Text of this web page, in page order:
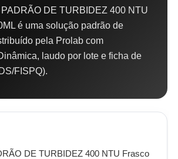
DE TURBIDEZ 400 NTU
é uma solução padrão de
pela Prolab com
laudo por lote e ficha de
FISPQ).
DE TURBIDEZ 400 NTU Frasco